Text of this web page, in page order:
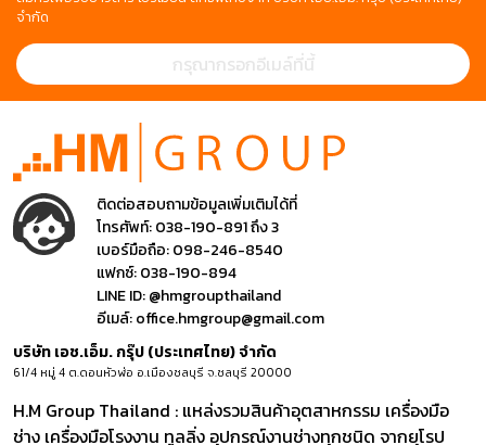
จำกัด
ติดต่อสอบถามข้อมูลเพิ่มเติมได้ที่
โทรศัพท์:038-190-891 ถึง 3
เบอร์มือถือ:098-246-8540
แฟกซ์:038-190-894
LINE ID:@hmgroupthailand
อีเมล์:office.hmgroup@gmail.com
บริษัท เอช.เอ็ม. กรุ๊ป (ประเทศไทย) จำกัด
61/4 หมู่ 4 ต.ดอนหัวฬ่อ อ.เมืองชลบุรี จ.ชลบุรี 20000
H.M Group Thailand : แหล่งรวมสินค้าอุตสาหกรรม เครื่องมือ
ช่าง เครื่องมือโรงงาน ทูลลิ่ง อุปกรณ์งานช่างทุกชนิด จากยุโรป